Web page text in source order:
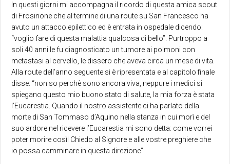
In questi giorni mi accompagna il ricordo di questa amica scout
di Frosinone che al termine di una route su San Francesco ha
avuto un attacco epilettico ed è entrata in ospedale dicendo:
“voglio fare di questa malattia qualcosa di bello”. Purtroppo a
soli 40 anni le fu diagnosticato un tumore ai polmoni con
metastasi al cervello, le dissero che aveva circa un mese di vita.
Alla route dell’anno seguente si è ripresentata e al capitolo finale
disse: “non so perchè sono ancora viva, neppure i medici si
spiegano questo mio buono stato di salute, la mia forza è stata
l’Eucarestia. Quando il nostro assistente ci ha parlato della
morte di San Tommaso d’Aquino nella stanza in cui morì e del
suo ardore nel ricevere l’Eucarestia mi sono detta: come vorrei
poter morire così! Chiedo al Signore e alle vostre preghiere che
io possa camminare in questa direzione”